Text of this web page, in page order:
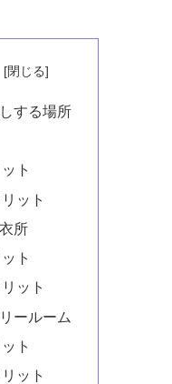
する場所
ト
ット
所
ト
ット
ールーム
ト
ット